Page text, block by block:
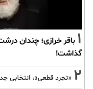
1 باقر خرازی؛ چندان
گذاشت!
2 «تجرد قطعی»، انتخابی